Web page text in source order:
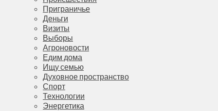
Приграничье
Деньги
Визиты
Выборы
Агроновости
Едим дома
Ищу семью
Духовное пространство
Спорт
Технологии
Энергетика